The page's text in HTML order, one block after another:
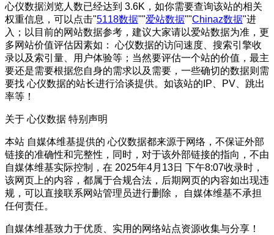
心仪数据浏览人数已经达到 3.6K，如你需要查询该站的相关
权重信息，可以点击"5118数据""爱站数据""Chinaz数据"进
入；以目前的网站数据参考，建议大家请以爱站数据为准，更
多网站价值评估因素如： 心仪数据的访问速度、搜索引擎收
录以及索引量、用户体验等；当然要评估一个站的价值，最主
要还是需要根据您自身的需求以及需要，一些确切的数据则需
要找 心仪数据的站长进行洽谈提供。如该站的IP、PV、跳出
率等！
关于 心仪数据 特别声明
本站 自媒体维基提供的 心仪数据都来源于网络，不保证外部
链接的准确性和完整性，同时，对于该外部链接的指向，不由
自媒体维基实际控制，在 2025年4月13日 下午8:07收录时，
该网页上的内容，都属于合规合法，后期网页的内容如出现违
规，可以直接联系网站管理员进行删除， 自媒体维基不承担
任何责任。
自媒体维基致力于优质、实用的网络站点资源收集与分享！